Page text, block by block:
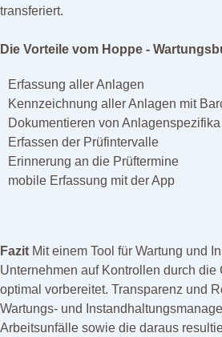
transferiert.
Die Vorteile vom Hoppe -
Erfassung aller Anlagen
Kennzeichnung aller Anlagen mit
Dokumentieren von Anlagenspezifika
Erfassen der Prüfintervalle
Erinnerung an die Prüftermine
mobile Erfassung mit der App
Fazit Mit einem Tool für Wartung und
Unternehmen auf Kontrollen durch die
optimal vorbereitet. Transparenz und
Wartungs- und
Arbeitsunfälle sowie die daraus